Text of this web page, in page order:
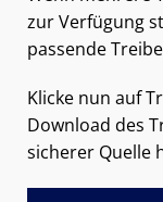
zur Verfügung
passende
Klicke nun auf
Download des
sicherer Quelle